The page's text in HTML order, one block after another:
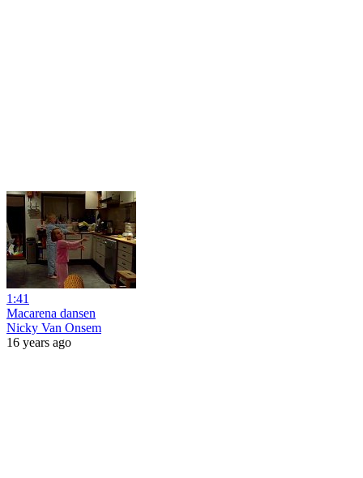
1:41
Macarena dansen
Nicky Van Onsem
16 years ago